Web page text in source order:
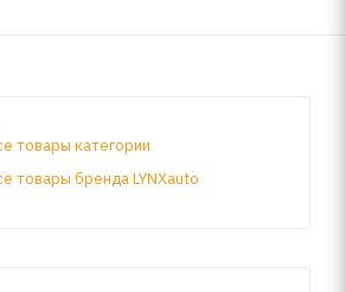
товары категории
товары бренда LYNXauto